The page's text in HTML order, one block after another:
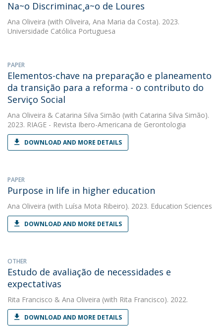
Na~o Discriminac¸a~o de Loures
Ana Oliveira (with Oliveira, Ana Maria da Costa). 2023.
Universidade Católica Portuguesa
PAPER
Elementos-chave na preparação e planeamento
da transição para a reforma - o contributo do
Serviço Social
Ana Oliveira & Catarina Silva Simão (with Catarina Silva Simão).
2023. RIAGE - Revista Ibero-Americana de Gerontologia
DOWNLOAD AND MORE DETAILS
PAPER
Purpose in life in higher education
Ana Oliveira (with Luísa Mota Ribeiro). 2023. Education Sciences
DOWNLOAD AND MORE DETAILS
OTHER
Estudo de avaliação de necessidades e
expectativas
Rita Francisco & Ana Oliveira (with Rita Francisco). 2022.
DOWNLOAD AND MORE DETAILS